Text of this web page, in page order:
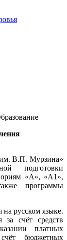
В.П. Мурзина»
подготовки
«А», «А1»,
программы
русском языке.
за счёт средств
платных
бюджетных